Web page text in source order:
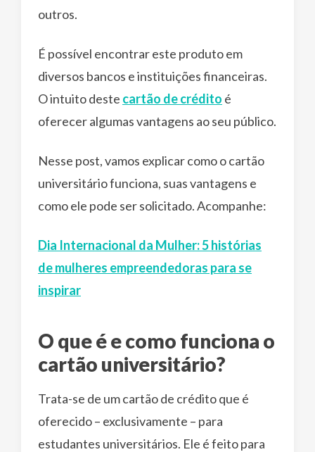
outros.
É possível encontrar este produto em
diversos bancos e instituições financeiras.
O intuito deste cartão de crédito é
oferecer algumas vantagens ao seu público.
Nesse post, vamos explicar como o cartão
universitário funciona, suas vantagens e
como ele pode ser solicitado. Acompanhe:
Dia Internacional da Mulher: 5 histórias
de mulheres empreendedoras para se
inspirar
O que é e como funciona o
cartão universitário?
Trata-se de um cartão de crédito que é
oferecido – exclusivamente – para
estudantes universitários. Ele é feito para